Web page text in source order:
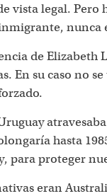
vista legal. Pero
nunca
de Elizabeth
En su caso no
hasta
para proteger
eran